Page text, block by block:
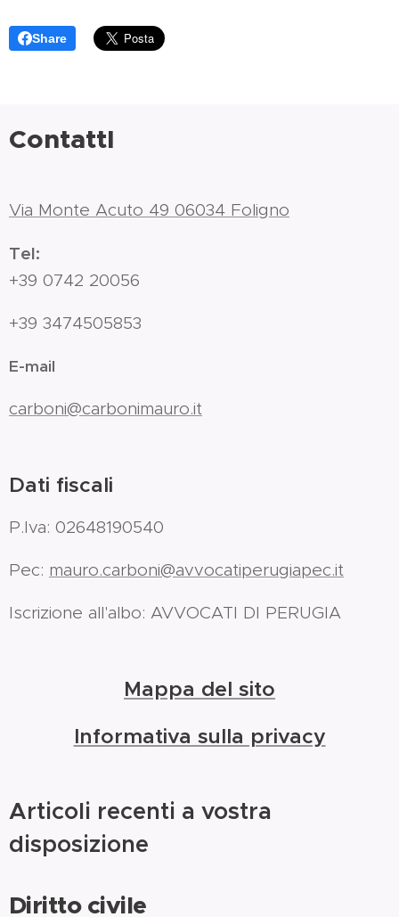
Share
ContattI
Via Monte Acuto 49 06034 Foligno
Tel:
+39 0742 20056
+39 3474505853
E-mail
carboni@carbonimauro.it
Dati fiscali
P.Iva: 02648190540
Pec: mauro.carboni@avvocatiperugiapec.it
Iscrizione all'albo: AVVOCATI DI PERUGIA
Mappa del sito
Informativa sulla privacy
Articoli recenti a vostra
disposizione
Diritto civile